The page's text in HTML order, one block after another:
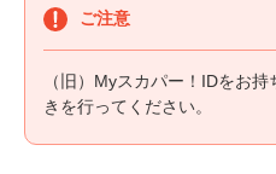
ご注意
（旧）Myスカパー！IDをお持
きを行ってください。